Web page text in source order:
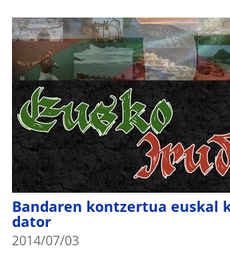
Bandaren kontzertua euskal
dator
2014/07/03